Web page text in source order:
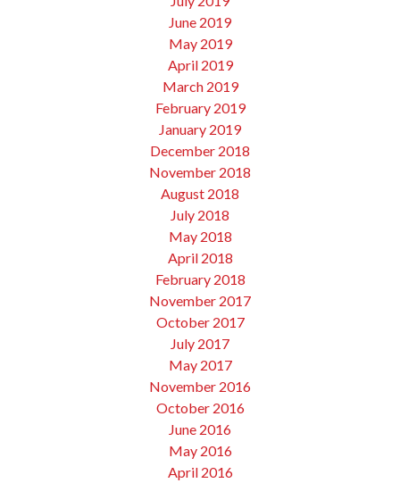
June 2019
May 2019
April 2019
March 2019
February 2019
January 2019
December 2018
November 2018
August 2018
July 2018
May 2018
April 2018
February 2018
November 2017
October 2017
July 2017
May 2017
November 2016
October 2016
June 2016
May 2016
April 2016